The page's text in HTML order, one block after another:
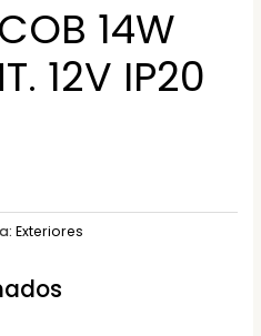
14W
12V IP20
Exteriores